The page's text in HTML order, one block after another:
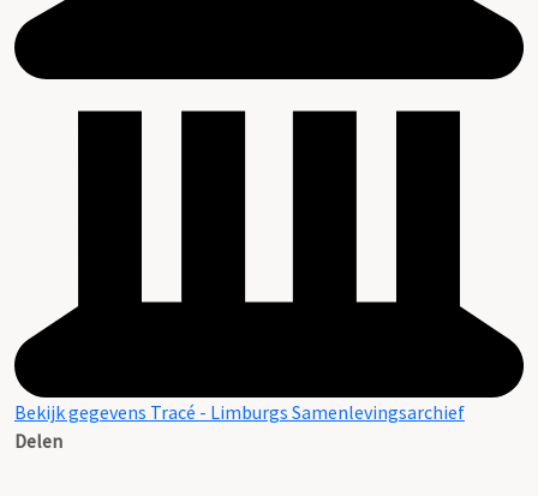
Bekijk gegevens Tracé - Limburgs Samenlevingsarchief
Delen